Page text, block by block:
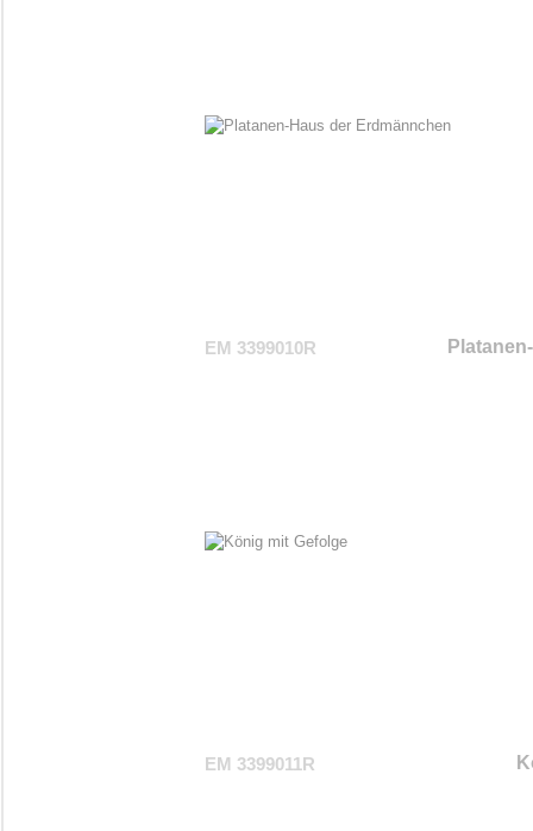
EM 3399010R
EM 3399011R